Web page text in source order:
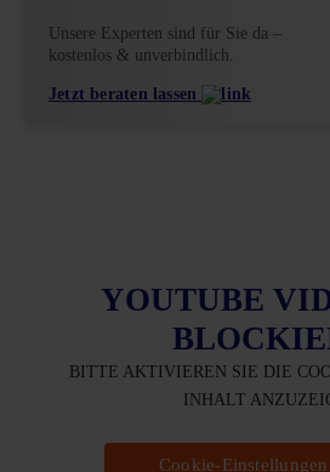
Unsere Experten sind für Sie da –
kostenlos & unverbindlich.
Jetzt beraten lassen
YOUTUBE
BITTE AKTIVIEREN SIE DIE
INHALT
Cookie-